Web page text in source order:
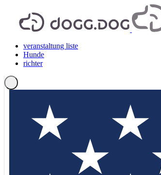
veranstaltung liste
Hunde
richter